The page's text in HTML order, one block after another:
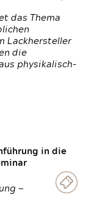
das Thema
Lackhersteller
die
physikalisch-
in die
—